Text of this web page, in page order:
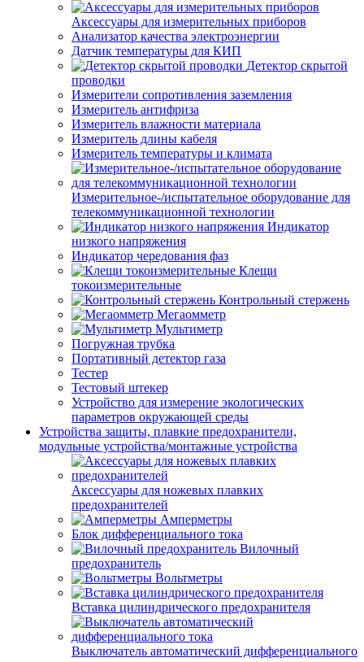
Аксессуары для измерительных приборов
Анализатор качества электроэнергии
Датчик температуры для КИП
Детектор скрытой
проводки
Измерители сопротивления заземления
Измеритель антифриза
Измеритель влажности материала
Измеритель длины кабеля
Измеритель температуры и климата
Измерительное-/испытательное оборудование для
телекоммуникационной технологии
Индикатор
низкого напряжения
Индикатор чередования фаз
Клещи
токоизмерительные
Контрольный стержень
Мегаомметр
Мультиметр
Погружная трубка
Портативный детектор газа
Тестер
Тестовый штекер
Устройство для измерение экологических
параметров окружающей среды
Устройства защиты, плавкие предохранители,
модульные устройства/монтажные устройства
Аксессуары для ножевых плавких
предохранителей
Амперметры
Блок дифференциального тока
Вилочный
предохранитель
Вольтметры
Вставка цилиндрического предохранителя
Выключатель автоматический дифференциального